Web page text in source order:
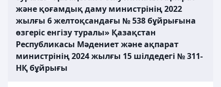
және қоғамдық даму министрінің 2022
жылғы 6 желтоқсандағы № 538 бұйрығына
өзгеріс енгізу туралы» Қазақстан
Республикасы Мәдениет және ақпарат
министрінің 2024 жылғы 15 шілдедегі № 311-
НҚ бұйрығы